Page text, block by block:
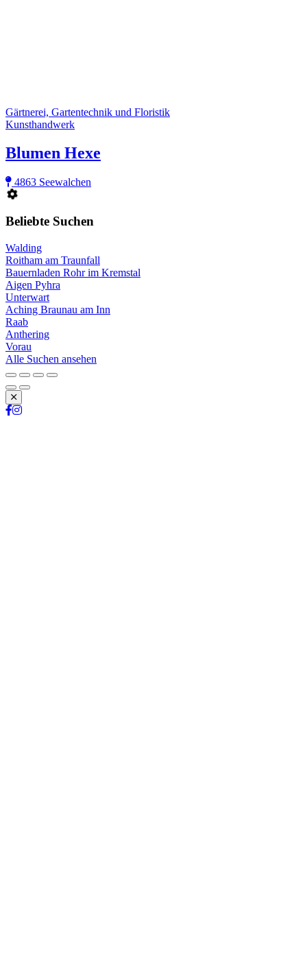
Gärtnerei, Gartentechnik und Floristik
Kunsthandwerk
Blumen Hexe
4863 Seewalchen
Beliebte Suchen
Walding
Roitham am Traunfall
Bauernladen Rohr im Kremstal
Aigen Pyhra
Unterwart
Aching Braunau am Inn
Raab
Anthering
Vorau
Alle Suchen ansehen
Schließen